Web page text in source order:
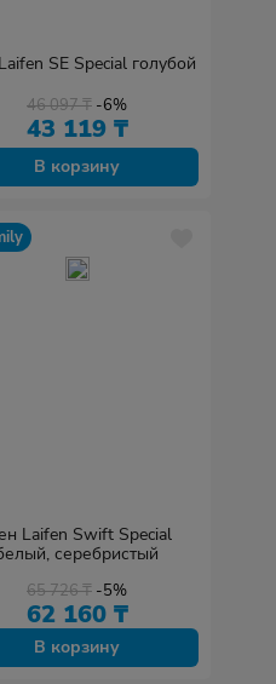
SE Special голубой
46 097₸ -6%
43 119 ₸
В корзину
Laifen Swift Special
серебристый
65 726₸ -5%
62 160 ₸
В корзину